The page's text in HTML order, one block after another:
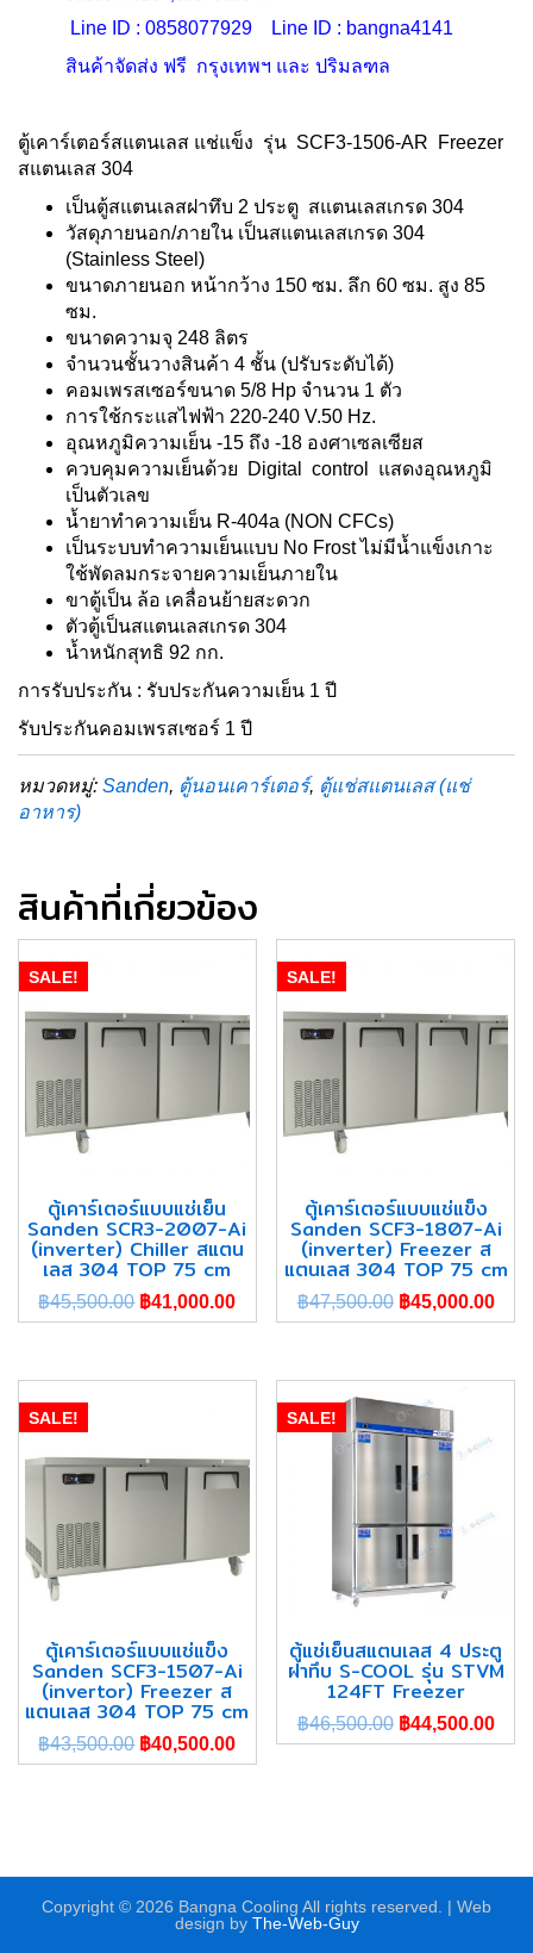
Line ID : 0858077929 Line ID : bangna4141
สินค้าจัดส่ง ฟรี กรุงเทพฯ และ ปริมลฑล
ตู้เคาร์เตอร์สแตนเลส แช่แข็ง รุ่น SCF3-1506-AR Freezer
สแตนเลส 304
เป็นตู้สแตนเลสฝาทึบ 2 ประตู สแตนเลสเกรด 304
วัสดุภายนอก/ภายใน เป็นสแตนเลสเกรด 304
(Stainless Steel)
ขนาดภายนอก หน้ากว้าง 150 ซม. ลึก 60 ซม. สูง 85
ซม.
ขนาดความจุ 248 ลิตร
จำนวนชั้นวางสินค้า 4 ชั้น (ปรับระดับได้)
คอมเพรสเซอร์ขนาด 5/8 Hp จำนวน 1 ตัว
การใช้กระแสไฟฟ้า 220-240 V.50 Hz.
อุณหภูมิความเย็น -15 ถึง -18 องศาเซลเซียส
ควบคุมความเย็นด้วย Digital control แสดงอุณหภูมิ
เป็นตัวเลข
น้ำยาทำความเย็น R-404a (NON CFCs)
เป็นระบบทำความเย็นแบบ No Frost ไม่มีน้ำแข็งเกาะ
ใช้พัดลมกระจายความเย็นภายใน
ขาตู้เป็น ล้อ เคลื่อนย้ายสะดวก
ตัวตู้เป็นสแตนเลสเกรด 304
น้ำหนักสุทธิ 92 กก.
การรับประกัน : รับประกันความเย็น 1 ปี
รับประกันคอมเพรสเซอร์ 1 ปี
หมวดหมู่: Sanden, ตู้นอนเคาร์เตอร์, ตู้แช่สแตนเลส (แช่
อาหาร)
สินค้าที่เกี่ยวข้อง
SALE!
ตู้เคาร์เตอร์แบบแช่เย็น
Sanden SCR3-2007-Ai
(inverter) Chiller สแตน
เลส 304 TOP 75 cm
฿45,500.00 ฿41,000.00
SALE!
ตู้เคาร์เตอร์แบบแช่แข็ง
Sanden SCF3-1807-Ai
(inverter) Freezer ส
แตนเลส 304 TOP 75 cm
฿47,500.00 ฿45,000.00
SALE!
ตู้เคาร์เตอร์แบบแช่แข็ง
Sanden SCF3-1507-Ai
(invertor) Freezer ส
แตนเลส 304 TOP 75 cm
฿43,500.00 ฿40,500.00
SALE!
ตู้แช่เย็นสแตนเลส 4 ประตู
ฝาทึบ S-COOL รุ่น STVM
124FT Freezer
฿46,500.00 ฿44,500.00
Copyright © 2026 Bangna Cooling All rights reserved. | Web
design by The-Web-Guy